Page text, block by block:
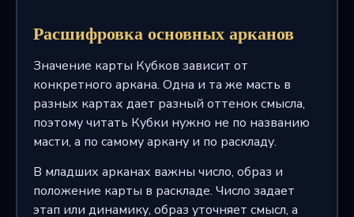
Расшифровка основных арканов
Значение карты Кубков зависит от
конкретного аркана. Одна и та же масть в
разных картах дает разный оттенок смысла,
поэтому читать Кубки нужно не по названию
масти, а по самому аркану и по раскладу.
В младших арканах важны число, образ и
положение карты в раскладе. Число задает
этап или динамику, образ уточняет смысл, а